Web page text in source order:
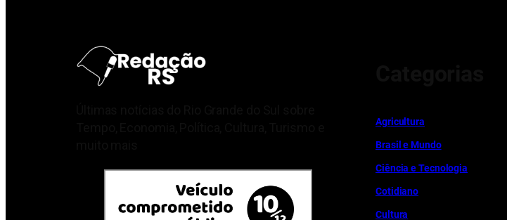
Agricultura
Brasil e Mundo
Ciência e Tecnologia
Cotidiano
Cultura